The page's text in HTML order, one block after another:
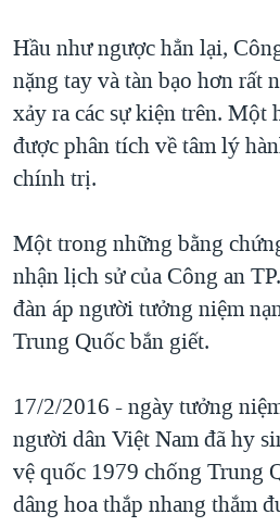
Hầu như ngược hẳn lại,
nặng tay và tàn bạo hơn rất
xảy ra các sự kiện trên. Một
được phân tích về tâm lý
chính trị.
Một trong những bằng
nhận lịch sử của Công an
đàn áp người tưởng niệm
Trung Quốc bắn giết.
17/2/2016 - ngày tưởng
người dân Việt Nam đã hy
vệ quốc 1979 chống Trung
dâng hoa thắp nhang thắm